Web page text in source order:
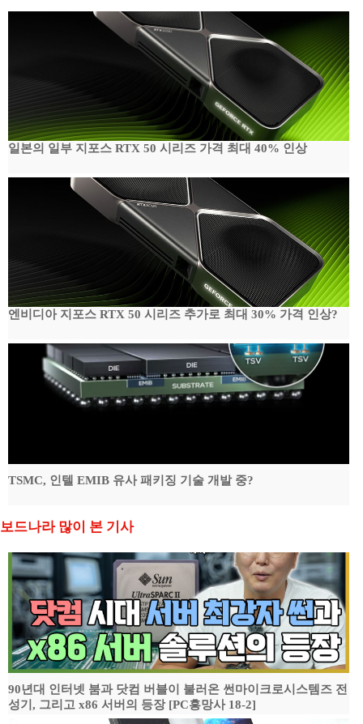
일본의 일부 지포스 RTX 50 시리즈 가격 최대 40% 인상
엔비디아 지포스 RTX 50 시리즈 추가로 최대 30% 가격 인상?
TSMC, 인텔 EMIB 유사 패키징 기술 개발 중?
보드나라 많이 본 기사
90년대 인터넷 붐과 닷컴 버블이 불러온 썬마이크로시스템즈 전
성기, 그리고 x86 서버의 등장 [PC흥망사 18-2]